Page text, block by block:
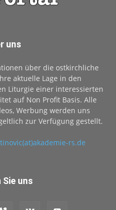
uns
über die ostkirchliche
aktuelle Lage in den
Liturgie einer interessierten
auf Non Profit Basis. Alle
Werbung werden uns
zur Verfügung gestellt.
rs.de
Sie uns